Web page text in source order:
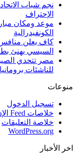
الإحتراف
موعد ومكان
الكونفيدرالية
كاف يعلن منافس
السيسي يهنئ
مصر تتحدي
للناشئات برومانيا
منوعات
تسجيل الدخول
خلاصات Feed الإدخالات
خلاصة التعليقات
WordPress.org
اخر الأخبار